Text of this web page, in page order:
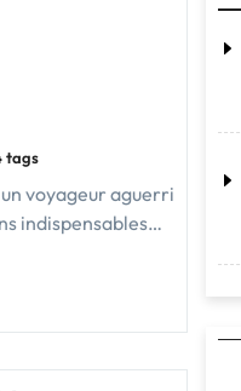
tags
un voyageur aguerri
indispensables…